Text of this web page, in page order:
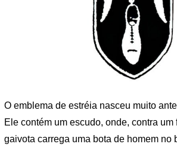
O emblema de estréia nasceu muito
Ele contém um escudo, onde, contra um
gaivota carrega uma bota de homem no